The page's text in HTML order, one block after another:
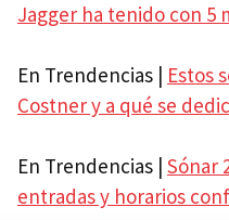
Jagger ha tenido con 5
En Trendencias | Estos
Costner y a qué se
En Trendencias | Sónar
entradas y horarios